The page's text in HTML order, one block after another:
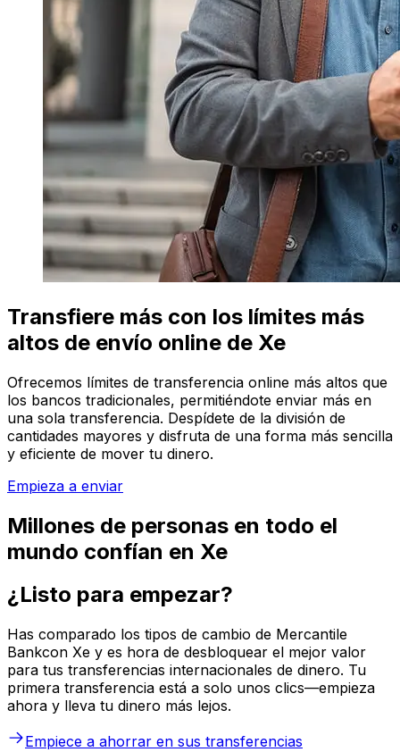
Transfiere más con los límites más
altos de envío online de Xe
Ofrecemos límites de transferencia online más altos que
los bancos tradicionales, permitiéndote enviar más en
una sola transferencia. Despídete de la división de
cantidades mayores y disfruta de una forma más sencilla
y eficiente de mover tu dinero.
Empieza a enviar
Millones de personas en todo el
mundo confían en Xe
¿Listo para empezar?
Has comparado los tipos de cambio de Mercantile
Bankcon Xe y es hora de desbloquear el mejor valor
para tus transferencias internacionales de dinero. Tu
primera transferencia está a solo unos clics—empieza
ahora y lleva tu dinero más lejos.
Empiece a ahorrar en sus transferencias